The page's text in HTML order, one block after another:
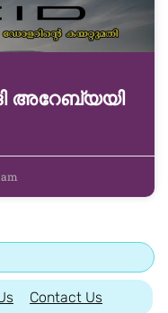
അ​റേ​ബ്യ​യി​
am
Contact Us